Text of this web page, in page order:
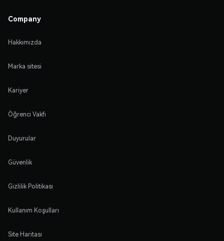
Company
Hakkımızda
Marka sitesi
Kariyer
Öğrenci Vakfı
Duyurular
Güvenlik
Gizlilik Politikası
Kullanım Koşulları
Site Haritası